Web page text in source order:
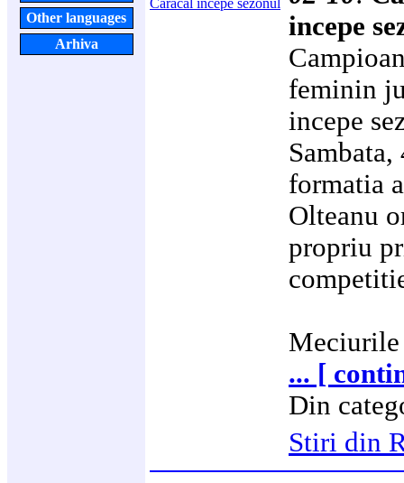
Other languages
Arhiva
incepe
feminin
incepe
formatia
Olteanu
propriu
Meciurile
... [
Din
Stiri din